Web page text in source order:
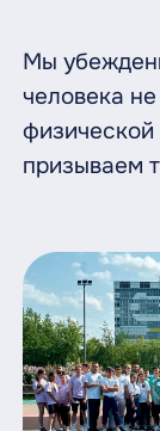
Мы
человека
физической
призываем